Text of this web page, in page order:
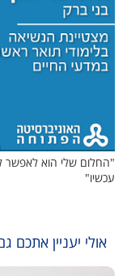
"החלום שלי הוא לאפשר
עכשיו"
אולי יעניין אתכם